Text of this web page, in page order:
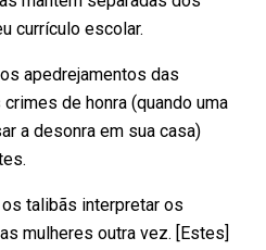
currículo escolar.
apedrejamentos das
de honra (quando uma
a desonra em sua casa)
talibãs interpretar os
mulheres outra vez. [Estes]